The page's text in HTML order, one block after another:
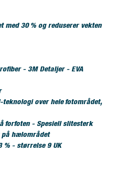
med 30 % og reduserer vekten
- 3M Detaljer - EVA
teknologi over hele fotområdet,
forfoten - Spesiell slitesterk
på hælområdet
% - størrelse 9 UK